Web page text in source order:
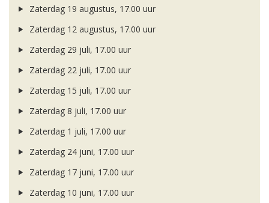
Zaterdag 19 augustus, 17.00 uur
Zaterdag 12 augustus, 17.00 uur
Zaterdag 29 juli, 17.00 uur
Zaterdag 22 juli, 17.00 uur
Zaterdag 15 juli, 17.00 uur
Zaterdag 8 juli, 17.00 uur
Zaterdag 1 juli, 17.00 uur
Zaterdag 24 juni, 17.00 uur
Zaterdag 17 juni, 17.00 uur
Zaterdag 10 juni, 17.00 uur